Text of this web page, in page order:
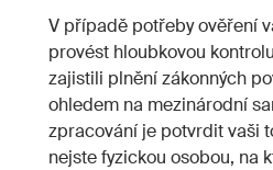
V případě potřeby ověření
provést hloubkovou
zajistili plnění zákonných
ohledem na mezinárodní
zpracování je potvrdit vaši
nejste fyzickou osobou, na